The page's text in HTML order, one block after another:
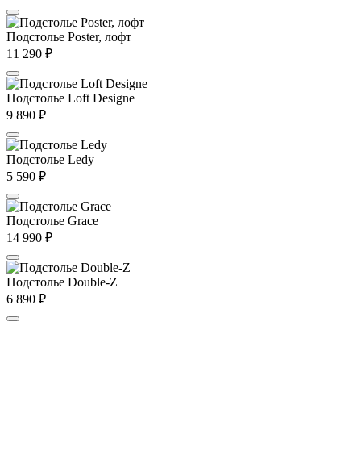
Подстолье Poster, лофт
11 290 ₽
Подстолье Loft Designe
9 890 ₽
Подстолье Ledy
5 590 ₽
Подстолье Grace
14 990 ₽
Подстолье Double-Z
6 890 ₽